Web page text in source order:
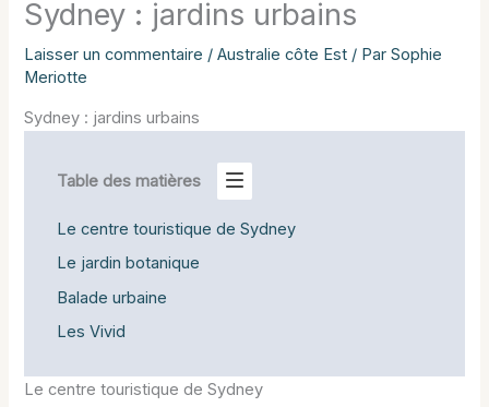
Sydney : jardins urbains
Laisser un commentaire /Australie côte Est / ParSophie
Meriotte
Sydney : jardins urbains
Table des matières
Le centre touristique de Sydney
Le jardin botanique
Balade urbaine
Les Vivid
Le centre touristique de Sydney